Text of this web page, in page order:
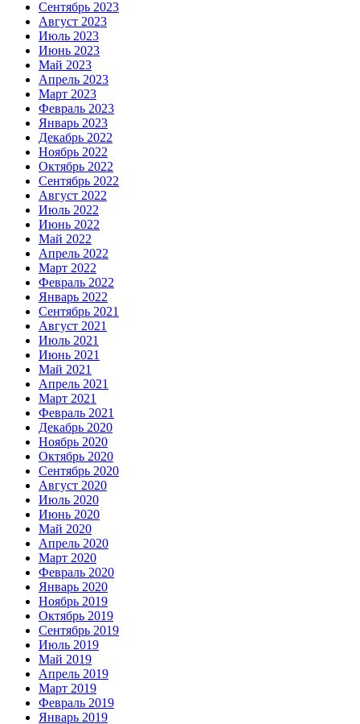
Сентябрь 2023
Август 2023
Июль 2023
Июнь 2023
Май 2023
Апрель 2023
Март 2023
Февраль 2023
Январь 2023
Декабрь 2022
Ноябрь 2022
Октябрь 2022
Сентябрь 2022
Август 2022
Июль 2022
Июнь 2022
Май 2022
Апрель 2022
Март 2022
Февраль 2022
Январь 2022
Сентябрь 2021
Август 2021
Июль 2021
Июнь 2021
Май 2021
Апрель 2021
Март 2021
Февраль 2021
Декабрь 2020
Ноябрь 2020
Октябрь 2020
Сентябрь 2020
Август 2020
Июль 2020
Июнь 2020
Май 2020
Апрель 2020
Март 2020
Февраль 2020
Январь 2020
Ноябрь 2019
Октябрь 2019
Сентябрь 2019
Июль 2019
Май 2019
Апрель 2019
Март 2019
Февраль 2019
Январь 2019